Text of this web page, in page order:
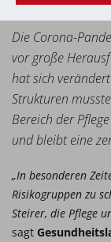
Die Corona-
vor große
hat sich
Strukturen
Bereich der
und bleibt eine
„In besonderen
Risikogruppen zu
Steirer, die Pflege
sagt